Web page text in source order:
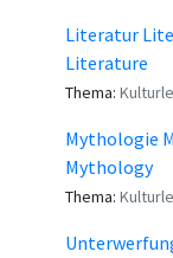
Literatur
Literature
Thema:
Mythologie
Mythology
Thema: